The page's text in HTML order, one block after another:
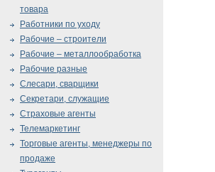
товара
Работники по уходу
Рабочие – строители
Рабочие – металлообработка
Рабочие разные
Слесари, сварщики
Секретари, служащие
Страховые агенты
Телемаркетинг
Торговые агенты, менеджеры по
продаже